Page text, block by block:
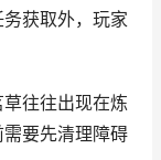
获取外，玩家
往往出现在炼
要先清理障碍